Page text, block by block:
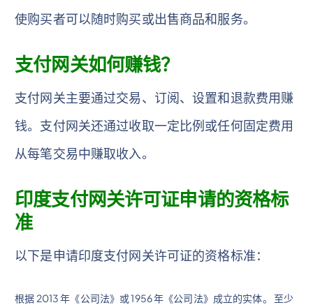
使购买者可以随时购买或出售商品和服务。
支付网关如何赚钱？
支付网关主要通过交易、订阅、设置和退款费用赚
钱。支付网关还通过收取一定比例或任何固定费用
从每笔交易中赚取收入。
印度支付网关许可证申请的资格标
准
以下是申请印度支付网关许可证的资格标准：
根据 2013 年《公司法》或 1956 年《公司法》成立的实体。 至少